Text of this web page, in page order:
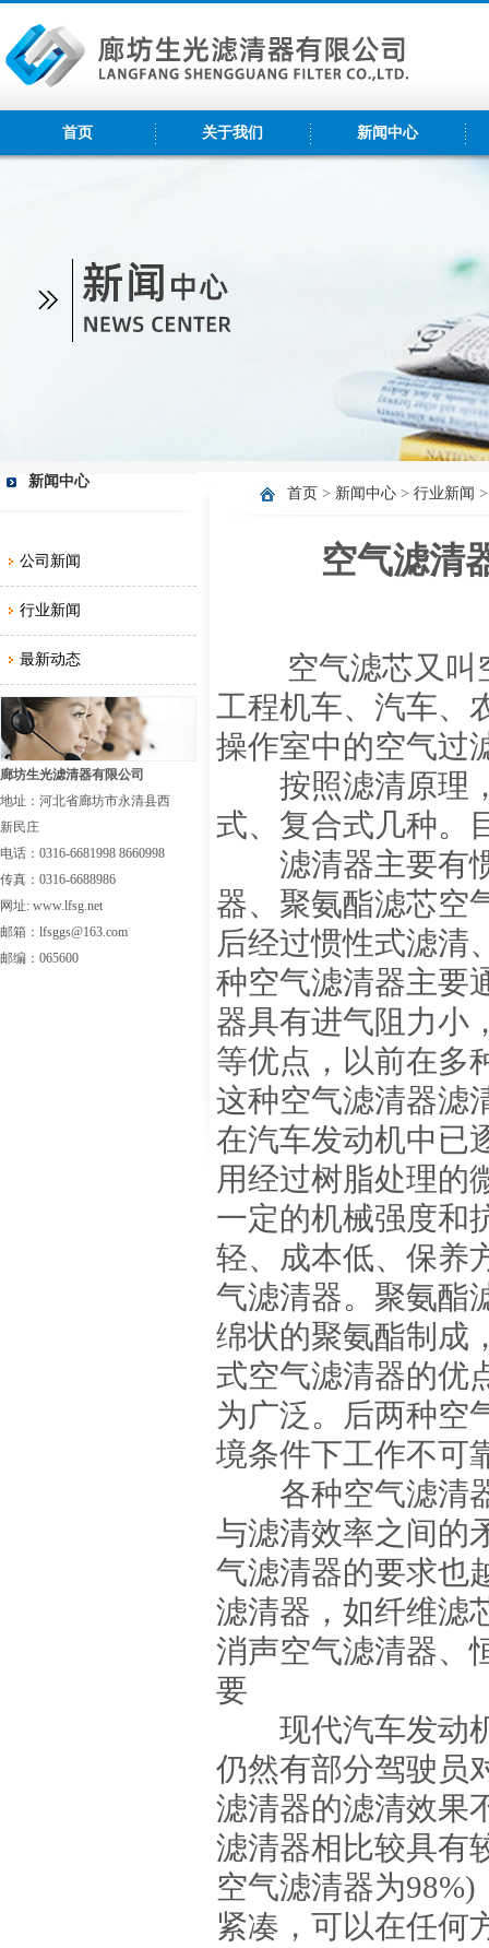
首页 关于我们 新闻中心
新闻中心
公司新闻
行业新闻
最新动态
廊坊生光滤清器有限公司
地址：河北省廊坊市永清县西
新民庄
电话：0316-6681998 8660998
传真：0316-6688986
网址: www.lfsg.net
邮箱：lfsggs@163.com
邮编：065600
首页 > 新闻中心 > 行业新闻
空气滤清
空气滤芯又叫空
工程机车、汽车、
操作室中的空气过
按照滤清原理，
式、复合式几种。
滤清器主要有惯
器、聚氨酯滤芯空
后经过惯性式滤清
种空气滤清器主要
器具有进气阻力小
等优点，以前在多
这种空气滤清器滤
在汽车发动机中已
用经过树脂处理的
一定的机械强度和
轻、成本低、保养
气滤清器。聚氨酯
绵状的聚氨酯制成
式空气滤清器的优
为广泛。后两种空
境条件下工作不可
各种空气滤清器
与滤清效率之间的
气滤清器的要求也
滤清器，如纤维滤
消声空气滤清器、
要
现代汽车发动机
仍然有部分驾驶员
滤清器的滤清效果
滤清器相比较具有
空气滤清器为
紧凑，可以在任何